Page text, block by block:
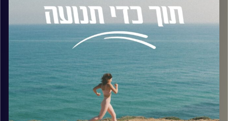
היכולת לשחרר את הנוקשות היא זו שבונה מתאמנים חזקים
לשם כך הזמנתי לשיחה את רמי ורדי, חוקר בתחום
הפסיכולוגיה של הספורט והפעילות הגופנית וסטודנט
לדוקטורט באוניברסיטת סטפורדשייר באנגליה. רמי מתמחה
בחקר זהות חברתית, תשוקה ושחיקה בספורט, ופועל ליצירת
מודעות לנושא הקריטי של בריאות הנפש בספורט התחרותי
והחובבני כאחד.
בפרק דיברנו (בין היתר) על הנושאים הבאים: